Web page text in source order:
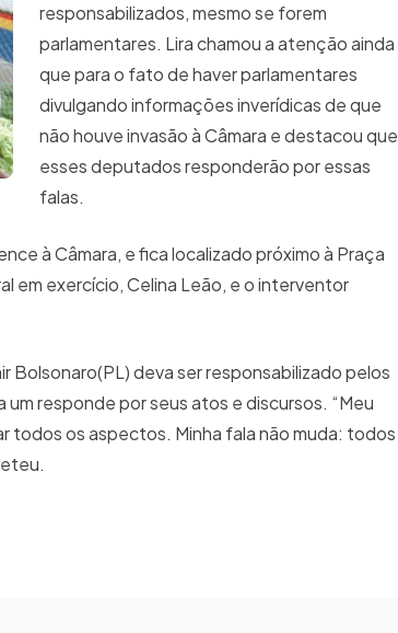
responsabilizados, mesmo se forem
parlamentares. Lira chamou a atenção ainda
que para o fato de haver parlamentares
divulgando informações inverídicas de que
não houve invasão à Câmara e destacou que
esses deputados responderão por essas
falas.
à Câmara, e fica localizado próximo à Praça
em exercício, Celina Leão, e o interventor
deva ser responsabilizado pelos
responde por seus atos e discursos. “Meu
todos os aspectos. Minha fala não muda: todos